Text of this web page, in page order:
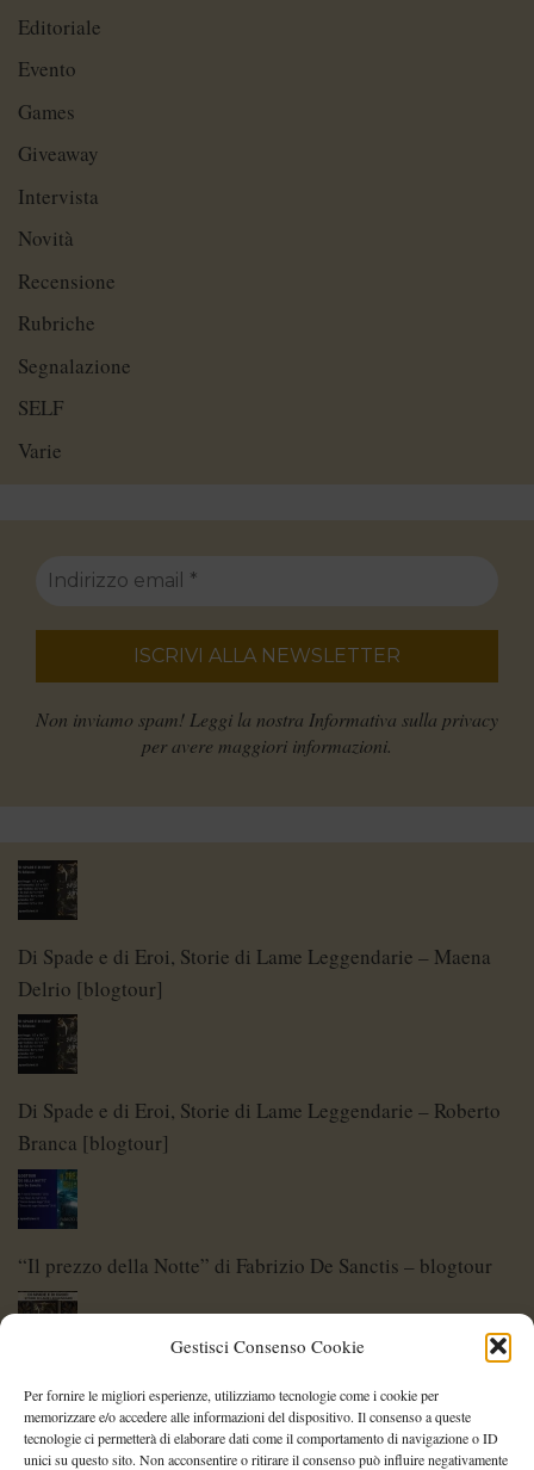
Gestisci Consenso Cookie
Per fornire le migliori esperienze, utilizziamo tecnologie come i cookie per
memorizzare e/o accedere alle informazioni del dispositivo. Il consenso a queste
tecnologie ci permetterà di elaborare dati come il comportamento di navigazione o ID
unici su questo sito. Non acconsentire o ritirare il consenso può influire negativamente
Editoriale
Evento
Games
Giveaway
Intervista
Novità
Recensione
Rubriche
Segnalazione
SELF
Varie
Non inviamo spam! Leggi la nostra Informativa sulla privacy
per avere maggiori informazioni.
Di Spade e di Eroi, Storie di Lame Leggendarie – Maena
Delrio [blogtour]
Di Spade e di Eroi, Storie di Lame Leggendarie – Roberto
Branca [blogtour]
“Il prezzo della Notte” di Fabrizio De Sanctis – blogtour
Di Spade e di Eroi – Storie di Lame Leggendarie